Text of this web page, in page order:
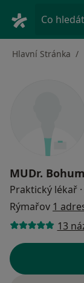
Co
Hlavní Stránka
MUDr.
Praktický lékař ·
Rýmařov 1
13